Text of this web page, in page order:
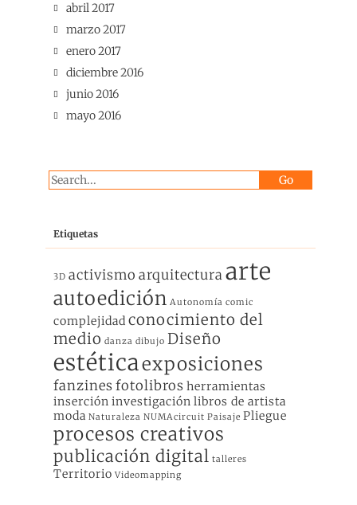
abril 2017
marzo 2017
enero 2017
diciembre 2016
junio 2016
mayo 2016
Etiquetas
3D activismo arquitectura arte
autoedición Autonomía comic
complejidad conocimiento del
medio danza dibujo Diseño
estéticaexposiciones
fanzines fotolibros herramientas
inserción investigación libros de artista
moda Naturaleza NUMAcircuit Paisaje Pliegue
procesos creativos
publicación digital talleres
Territorio Videomapping